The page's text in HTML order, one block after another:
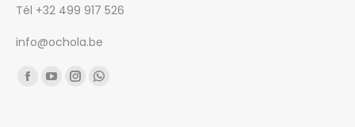
Tél +32 499 917 526
info@ochola.be
Trouvez nous sur :
FacebookYouTube
InstagramWhatsapp